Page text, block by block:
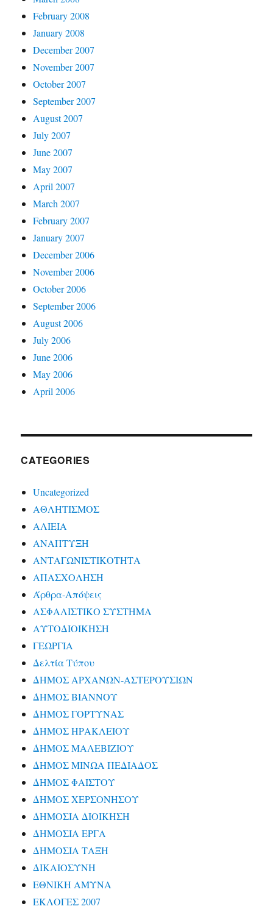
February 2008
January 2008
December 2007
November 2007
October 2007
September 2007
August 2007
July 2007
June 2007
May 2007
April 2007
March 2007
February 2007
January 2007
December 2006
November 2006
October 2006
September 2006
August 2006
July 2006
June 2006
May 2006
April 2006
CATEGORIES
Uncategorized
ΑΘΛΗΤΙΣΜΟΣ
ΑΛΙΕΙΑ
ΑΝΑΠΤΥΞΗ
ΑΝΤΑΓΩΝΙΣΤΙΚΟΤΗΤΑ
ΑΠΑΣΧΟΛΗΣΗ
Άρθρα-Απόψεις
ΑΣΦΑΛΙΣΤΙΚΟ ΣΥΣΤΗΜΑ
ΑΥΤΟΔΙΟΙΚΗΣΗ
ΓΕΩΡΓΙΑ
Δελτία Τύπου
ΔΗΜΟΣ ΑΡΧΑΝΩΝ-ΑΣΤΕΡΟΥΣΙΩΝ
ΔΗΜΟΣ ΒΙΑΝΝΟΥ
ΔΗΜΟΣ ΓΟΡΤΥΝΑΣ
ΔΗΜΟΣ ΗΡΑΚΛΕΙΟΥ
ΔΗΜΟΣ ΜΑΛΕΒΙΖΙΟΥ
ΔΗΜΟΣ ΜΙΝΩΑ ΠΕΔΙΑΔΟΣ
ΔΗΜΟΣ ΦΑΙΣΤΟΥ
ΔΗΜΟΣ ΧΕΡΣΟΝΗΣΟΥ
ΔΗΜΟΣΙΑ ΔΙΟΙΚΗΣΗ
ΔΗΜΟΣΙΑ ΕΡΓΑ
ΔΗΜΟΣΙΑ ΤΑΞΗ
ΔΙΚΑΙΟΣΥΝΗ
ΕΘΝΙΚΗ ΑΜΥΝΑ
ΕΚΛΟΓΕΣ 2007